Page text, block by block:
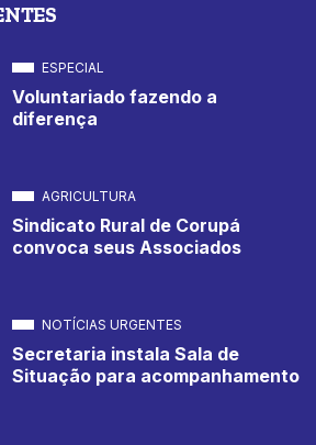
ESPECIAL
Voluntariado fazendo a
diferença
AGRICULTURA
Sindicato Rural de Corupá
convoca seus Associados
NOTÍCIAS URGENTES
Secretaria instala Sala de
Situação para acompanhamento